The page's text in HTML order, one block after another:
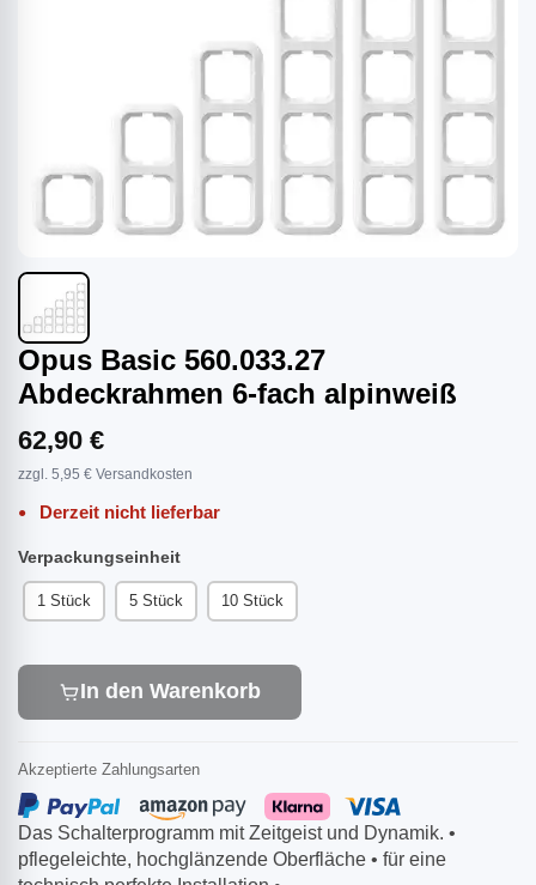
Opus Basic 560.033.27
Abdeckrahmen 6-fach alpinweiß
Das Schalterprogramm mit Zeitgeist und Dynamik. •
pflegeleichte, hochglänzende Oberfläche • für eine
62,90 €
zzgl. 5,95 € Versandkosten
Derzeit nicht lieferbar
Verpackungseinheit
1 Stück 5 Stück 10 Stück
In den Warenkorb
Akzeptierte Zahlungsarten